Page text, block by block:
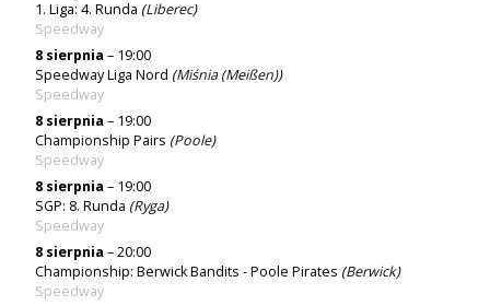
1. Liga: 4. Runda (Liberec)
Speedway
8 sierpnia – 19:00
Speedway Liga Nord (Miśnia (Meißen))
Speedway
8 sierpnia – 19:00
Championship Pairs (Poole)
Speedway
8 sierpnia – 19:00
SGP: 8. Runda (Ryga)
Speedway
8 sierpnia – 20:00
Championship: Berwick Bandits - Poole Pirates (Berwick)
Speedway